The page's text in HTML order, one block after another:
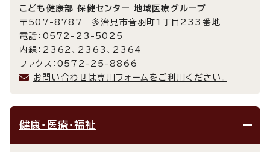
こども健康部 保健センター 地域医療グループ
〒507-8787 多治見市音羽町1丁目233番地
電話：0572-23-5025
内線：2362、2363、2364
ファクス：0572-25-8866
お問い合わせは専用フォームをご利用ください。
健康・医療・福祉